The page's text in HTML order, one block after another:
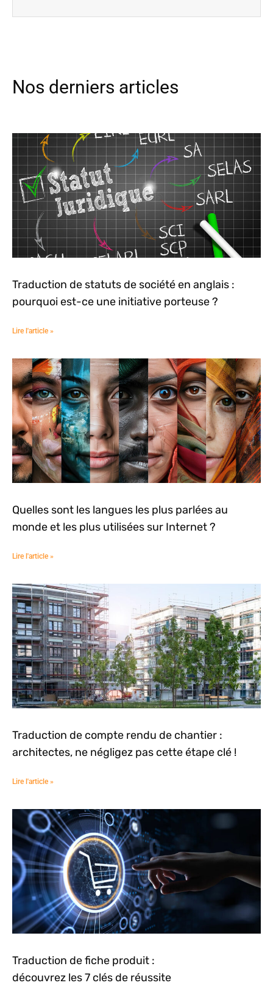
Nos derniers articles
Traduction de statuts de société en anglais :
pourquoi est-ce une initiative porteuse ?
Lire l'article »
Quelles sont les langues les plus parlées au
monde et les plus utilisées sur Internet ?
Lire l'article »
Traduction de compte rendu de chantier :
architectes, ne négligez pas cette étape clé !
Lire l'article »
Traduction de fiche produit :
découvrez les 7 clés de réussite